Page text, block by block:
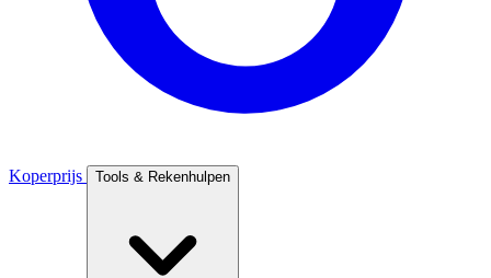
Koperprijs Tools & Rekenhulpen